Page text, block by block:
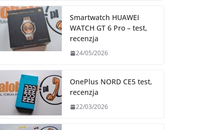
Smartwatch HUAWEI
WATCH GT 6 Pro – test,
recenzja
24/05/2026
OnePlus NORD CE5 test,
recenzja
22/03/2026